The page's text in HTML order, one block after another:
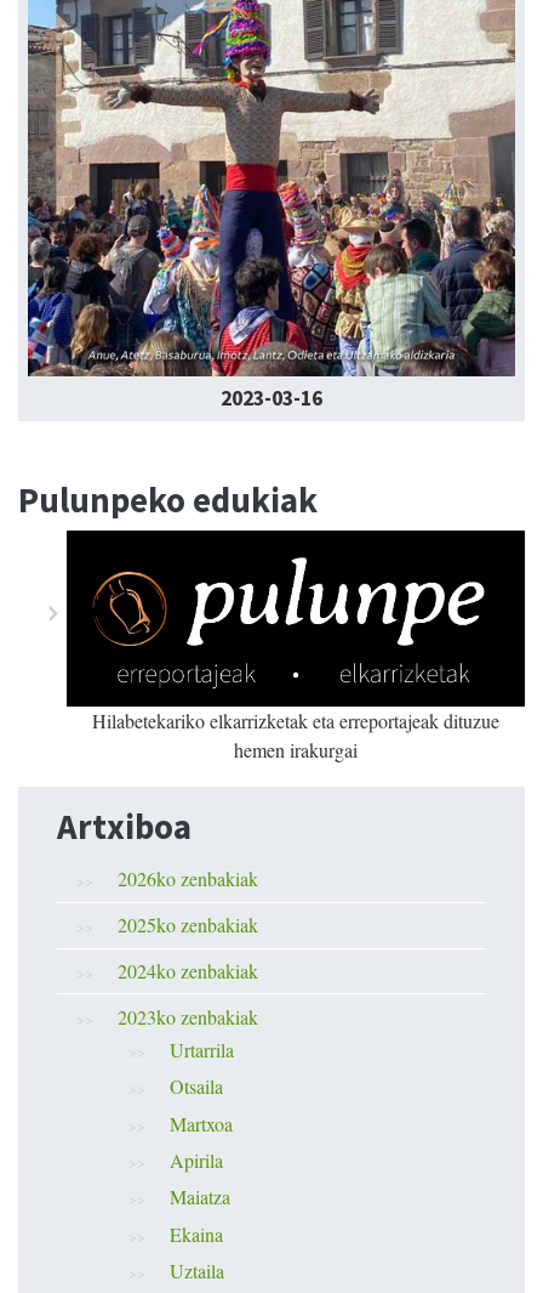
2023-03-16
Pulunpeko edukiak
Hilabetekariko elkarrizketak eta erreportajeak dituzue
hemen irakurgai
Artxiboa
2026ko zenbakiak
2025ko zenbakiak
2024ko zenbakiak
2023ko zenbakiak
Urtarrila
Otsaila
Martxoa
Apirila
Maiatza
Ekaina
Uztaila